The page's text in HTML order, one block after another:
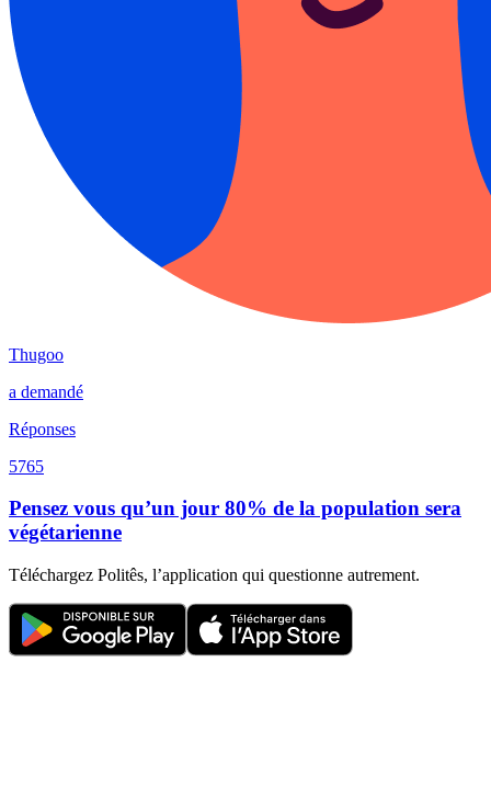
Thugoo
a demandé
Réponses
5765
Pensez vous qu’un jour 80% de la population sera
végétarienne
Téléchargez Politês, l’application qui questionne autrement.